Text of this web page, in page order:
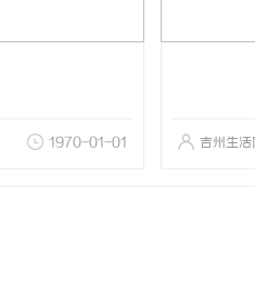
1970-01-01 吉州生活